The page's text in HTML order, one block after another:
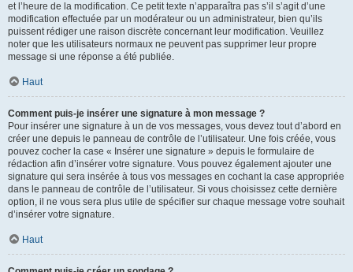
et l’heure de la modification. Ce petit texte n’apparaîtra pas s’il s’agit d’une
modification effectuée par un modérateur ou un administrateur, bien qu’ils
puissent rédiger une raison discrète concernant leur modification. Veuillez
noter que les utilisateurs normaux ne peuvent pas supprimer leur propre
message si une réponse a été publiée.
Haut
Comment puis-je insérer une signature à mon message ?
Pour insérer une signature à un de vos messages, vous devez tout d’abord en
créer une depuis le panneau de contrôle de l’utilisateur. Une fois créée, vous
pouvez cocher la case « Insérer une signature » depuis le formulaire de
rédaction afin d’insérer votre signature. Vous pouvez également ajouter une
signature qui sera insérée à tous vos messages en cochant la case appropriée
dans le panneau de contrôle de l’utilisateur. Si vous choisissez cette dernière
option, il ne vous sera plus utile de spécifier sur chaque message votre souhait
d’insérer votre signature.
Haut